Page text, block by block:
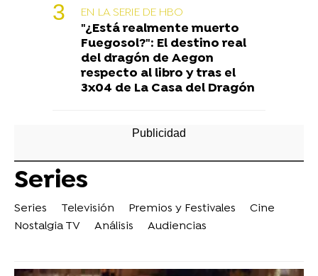
EN LA SERIE DE HBO
"¿Está realmente muerto
Fuegosol?": El destino real
del dragón de Aegon
respecto al libro y tras el
3x04 de La Casa del Dragón
Series
Series Televisión Premios y Festivales
Cine
Nostalgia TV
Análisis Audiencias